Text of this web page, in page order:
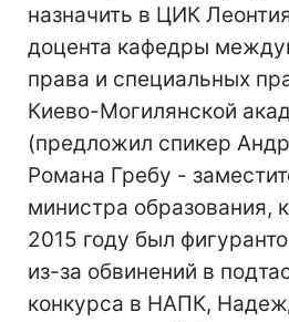
назначить в ЦИК
доцента кафедры
права и специальных
Киево-Могилянской
(предложил спикер
Романа Гребу -
министра образования,
2015 году был
из-за обвинений в
конкурса в НАПК,